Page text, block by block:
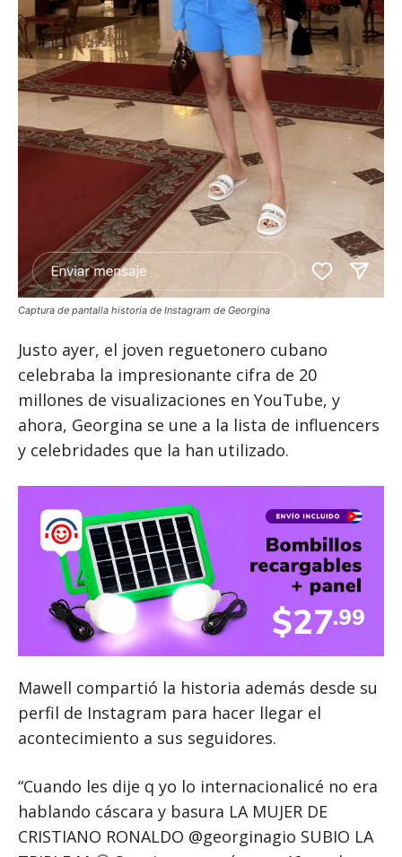
Captura de pantalla historia de Instagram de Georgina
Justo ayer, el joven reguetonero cubano
celebraba la impresionante cifra de 20
millones de visualizaciones en YouTube, y
ahora, Georgina se une a la lista de influencers
y celebridades que la han utilizado.
Mawell compartió la historia además desde su
perfil de Instagram para hacer llegar el
acontecimiento a sus seguidores.
“Cuando les dije q yo lo internacionalicé no era
hablando cáscara y basura LA MUJER DE
CRISTIANO RONALDO @georginagio SUBIO LA